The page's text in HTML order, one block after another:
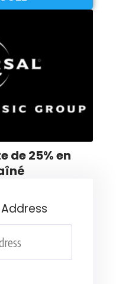
de 25% en